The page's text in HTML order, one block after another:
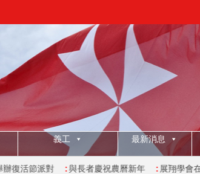
義工 最新消息
:與長者慶祝農曆新年 : 展翔學會在AIA嘉年華會 :